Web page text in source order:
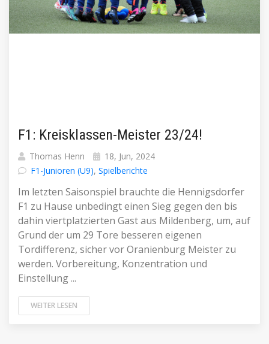
F1: Kreisklassen-Meister 23/24!
Thomas Henn
18, Jun, 2024
F1-Junioren (U9), Spielberichte
Im letzten Saisonspiel brauchte die Hennigsdorfer
F1 zu Hause unbedingt einen Sieg gegen den bis
dahin viertplatzierten Gast aus Mildenberg, um, auf
Grund der um 29 Tore besseren eigenen
Tordifferenz, sicher vor Oranienburg Meister zu
werden. Vorbereitung, Konzentration und
Einstellung ...
WEITER LESEN